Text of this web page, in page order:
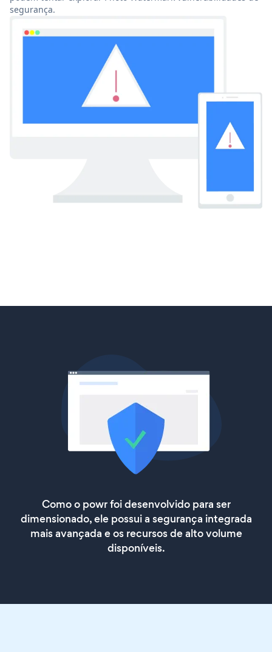
segurança.
Como o powr foi desenvolvido para ser
dimensionado, ele possui a segurança integrada
mais avançada e os recursos de alto volume
disponíveis.